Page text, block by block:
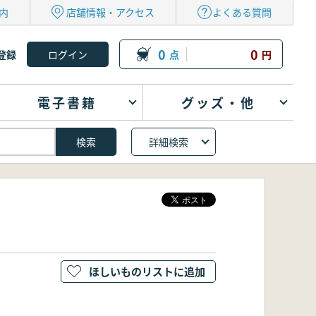
店舗情報・アクセス よくある質問
録 0 点 0 円
電子書籍 グッズ・他
詳細検索
ほしいものリストに追加